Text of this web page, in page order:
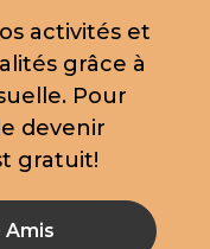
activités et
grâce à
Pour
devenir
gratuit!